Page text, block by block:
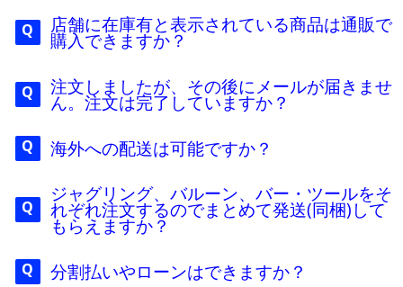
店舗に在庫有と表示されている商品は通販で
購入できますか？
注文しましたが、その後にメールが届きませ
ん。注文は完了していますか？
海外への配送は可能ですか？
ジャグリング、バルーン、バー・ツールをそ
れぞれ注文するのでまとめて発送(同梱)して
もらえますか？
分割払いやローンはできますか？